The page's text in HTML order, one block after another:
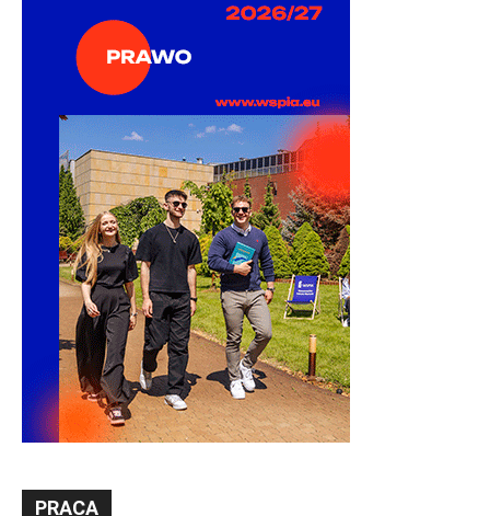
PRACA